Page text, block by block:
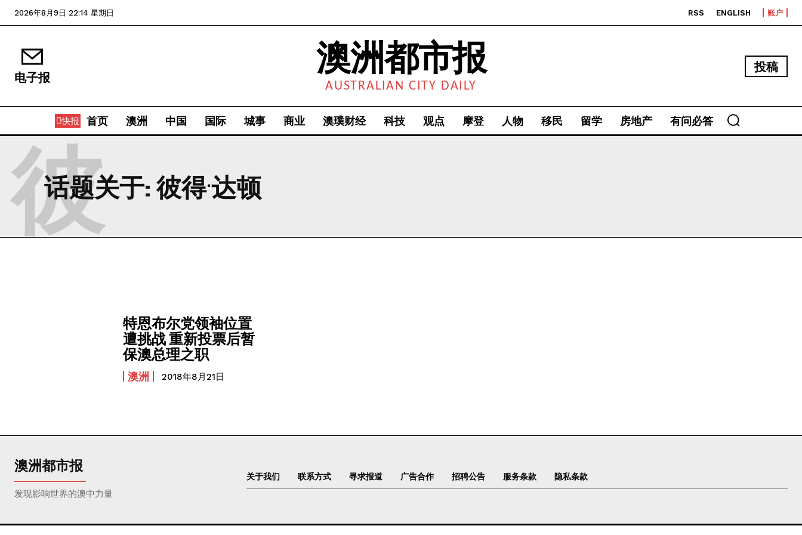
2026年8月9日 22:14 星期日 RSS ENGLISH 账户
电子报 澳洲都市报
AUSTRALIAN CITY DAILY
投稿
快报 首页 澳洲 中国 国际 城事 商业 澳璞财经 科技 观点 摩登 人物 移民 留学 房地产 有问必答
话题关于:彼得·达顿
彼
特恩布尔党领袖位置
遭挑战 重新投票后暂
保澳总理之职
澳洲 2018年8月21日
澳洲都市报
发现影响世界的澳中力量
关于我们 联系方式 寻求报道 广告合作 招聘公告 服务条款 隐私条款